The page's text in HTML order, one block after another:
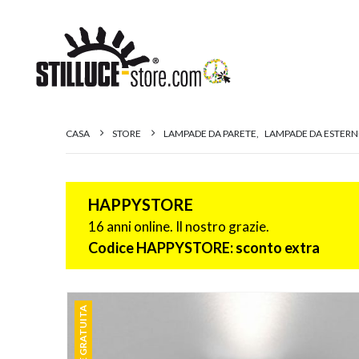
CASA STORE LAMPADE DA PARETE, LAMPADE DA
HAPPYSTORE
16 anni online. Il nostro grazie.
Codice HAPPYSTORE: sconto extra